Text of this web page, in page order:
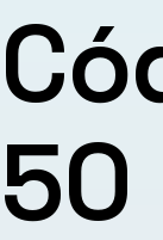
50